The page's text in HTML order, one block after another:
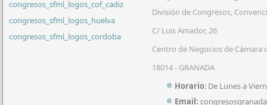
congresos_sfml_logos_cof_cadiz
congresos_sfml_logos_huelva
congresos_sfml_logos_cordoba
División de Congresos,
C/ Luis Amador, 26
Centro de Negocios de Cámara
18014 - GRANADA
Horario: De Lunes a
Email: